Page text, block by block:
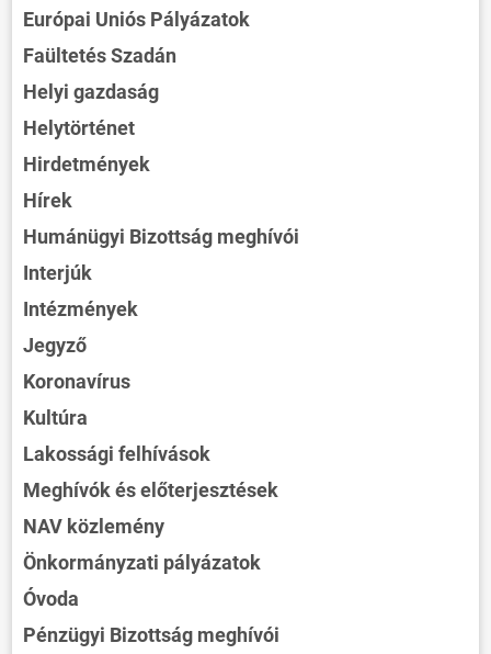
Európai Uniós Pályázatok
Faültetés Szadán
Helyi gazdaság
Helytörténet
Hirdetmények
Hírek
Humánügyi Bizottság meghívói
Interjúk
Intézmények
Jegyző
Koronavírus
Kultúra
Lakossági felhívások
Meghívók és előterjesztések
NAV közlemény
Önkormányzati pályázatok
Óvoda
Pénzügyi Bizottság meghívói